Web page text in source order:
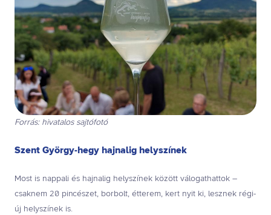
Forrás: hivatalos sajtófotó
Szent György-hegy hajnalig helyszínek
Most is nappali és hajnalig helyszínek között válogathattok –
csaknem 20 pincészet, borbolt, étterem, kert nyit ki, lesznek régi-
új helyszínek is.